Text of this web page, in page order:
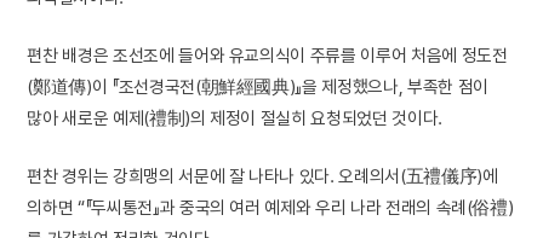
편찬 배경은 조선조에 들어와 유교의식이 주류를 이루어 처음에 정도전
(鄭道傳)이 『조선경국전(朝鮮經國典)』을 제정했으나, 부족한 점이
많아 새로운 예제(禮制)의 제정이 절실히 요청되었던 것이다.
편찬 경위는 강희맹의 서문에 잘 나타나 있다. 오례의서(五禮儀序)에
의하면 “『두씨통전』과 중국의 여러 예제와 우리 나라 전래의 속례(俗禮)